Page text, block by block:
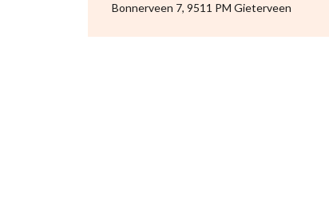
Bonnerveen 7, 9511 PM Gieterveen